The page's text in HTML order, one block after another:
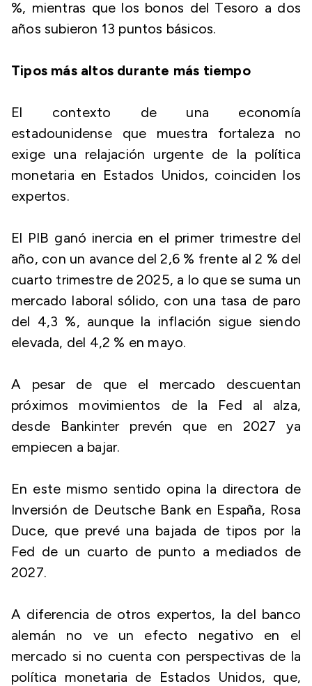
%, mientras que los bonos del Tesoro a dos
años subieron 13 puntos básicos.
Tipos más altos durante más tiempo
El contexto de una economía
estadounidense que muestra fortaleza no
exige una relajación urgente de la política
monetaria en Estados Unidos, coinciden los
expertos.
El PIB ganó inercia en el primer trimestre del
año, con un avance del 2,6 % frente al 2 % del
cuarto trimestre de 2025, a lo que se suma un
mercado laboral sólido, con una tasa de paro
del 4,3 %, aunque la inflación sigue siendo
elevada, del 4,2 % en mayo.
A pesar de que el mercado descuentan
próximos movimientos de la Fed al alza,
desde Bankinter prevén que en 2027 ya
empiecen a bajar.
En este mismo sentido opina la directora de
Inversión de Deutsche Bank en España, Rosa
Duce, que prevé una bajada de tipos por la
Fed de un cuarto de punto a mediados de
2027.
A diferencia de otros expertos, la del banco
alemán no ve un efecto negativo en el
mercado si no cuenta con perspectivas de la
política monetaria de Estados Unidos, que,